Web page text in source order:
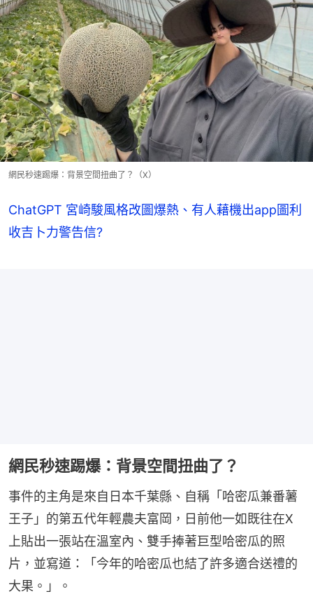
網民秒速踢爆：背景空間扭曲了？（X）
ChatGPT 宮崎駿風格改圖爆熱、有人藉機出app圖利
收吉卜力警告信?
網民秒速踢爆：背景空間扭曲了？
事件的主角是來自日本千葉縣、自稱「哈密瓜兼番薯
王子」的第五代年輕農夫富岡，日前他一如既往在X
上貼出一張站在溫室內、雙手捧著巨型哈密瓜的照
片，並寫道：「今年的哈密瓜也結了許多適合送禮的
大果。」。